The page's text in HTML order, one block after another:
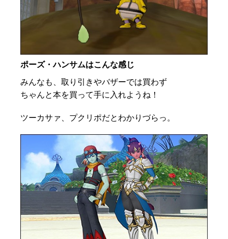
ポーズ・ハンサムはこんな感じ
みんなも、取り引きやバザーでは買わず
ちゃんと本を買って手に入れようね！
ツーカサァ、プクリポだとわかりづらっ。